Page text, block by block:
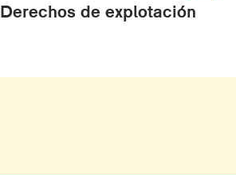
Derechos de explotación